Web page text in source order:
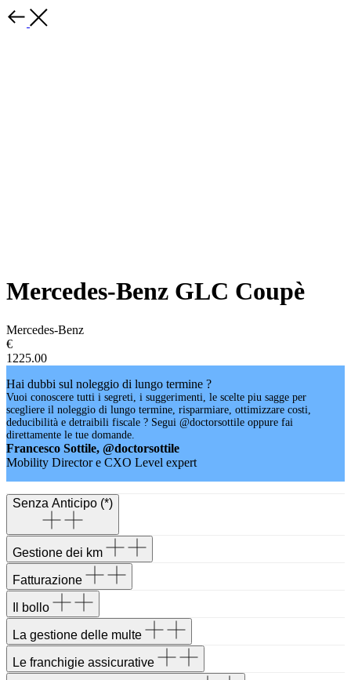
Mercedes-Benz GLC Coupè
Mercedes-Benz
€
1225.00
Hai dubbi sul noleggio di lungo termine ?
Vuoi conoscere tutti i segreti, i suggerimenti, le scelte piu sagge per
scegliere il noleggio di lungo termine, risparmiare, ottimizzare costi,
deducibilità e detraibili fiscale ? Segui @doctorsottile oppure fai
direttamente le tue domande.
Francesco Sottile, @doctorsottile
Mobility Director e CXO Level expert
Senza Anticipo (*)
Gestione dei km
Fatturazione
Il bollo
La gestione delle multe
Le franchigie assicurative